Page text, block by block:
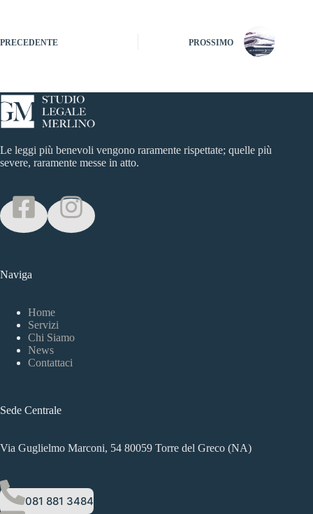
PRECEDENTE PROSSIMO
Le leggi più benevoli vengono raramente rispettate; quelle più
severe, raramente messe in atto.
Naviga
Home
Servizi
Chi Siamo
News
Contattaci
Sede Centrale
Via Guglielmo Marconi, 54 80059 Torre del Greco (NA)
081 881 3484